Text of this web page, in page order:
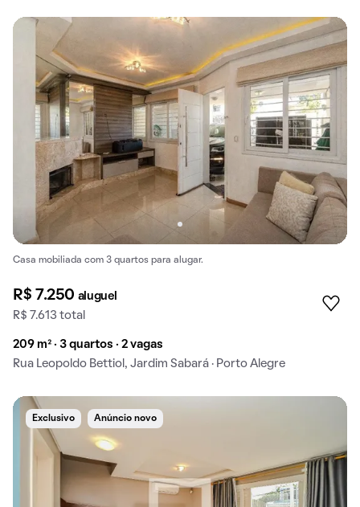
Casa mobiliada com 3 quartos para alugar.
R$ 7.250 aluguel
R$ 7.613 total
209 m² · 3 quartos · 2 vagas
Rua Leopoldo Bettiol, Jardim Sabará · Porto Alegre
Exclusivo Anúncio novo